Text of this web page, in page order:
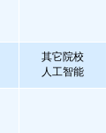
其它院校
人工智能